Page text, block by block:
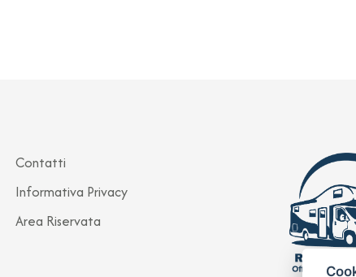
Contatti
Informativa Privacy
Area Riservata